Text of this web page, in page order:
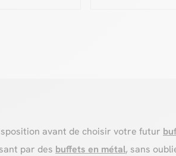
avant de choisir votre futur
par des buffets en métal, sans